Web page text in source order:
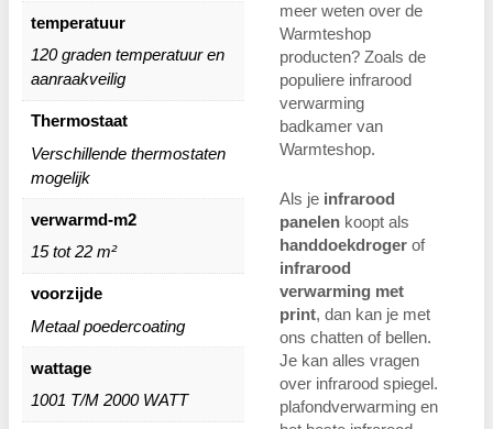
temperatuur
120 graden temperatuur en
aanraakveilig
Thermostaat
Verschillende thermostaten
mogelijk
verwarmd-m2
15 tot 22 m²
voorzijde
Metaal poedercoating
wattage
1001 T/M 2000 WATT
meer weten over de
Warmteshop
producten? Zoals de
populiere infrarood
verwarming
badkamer van
Warmteshop.
Als je infrarood
panelen koopt als
handdoekdroger of
infrarood
verwarming met
print, dan kan je met
ons chatten of bellen.
Je kan alles vragen
over infrarood spiegel.
plafondverwarming en